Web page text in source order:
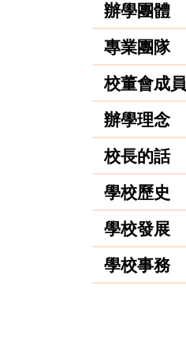
辦學團體
專業團隊
校董會成員
辦學理念
校長的話
學校歷史
學校發展
學校事務